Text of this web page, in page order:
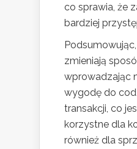
co sprawia, że
bardziej
zmieniają
wprowadzając
wygodę do
transakcji, co
korzystne dla
również dla